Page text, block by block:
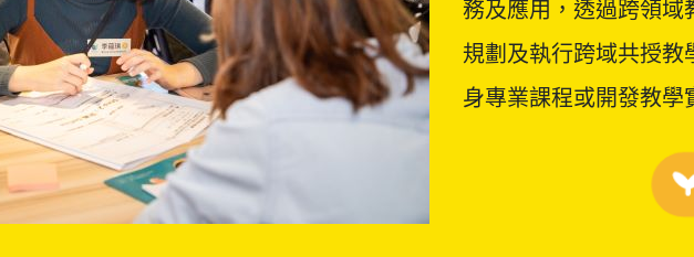
務及應用，透過跨領
規劃及執行跨域共授
身專業課程或開發教